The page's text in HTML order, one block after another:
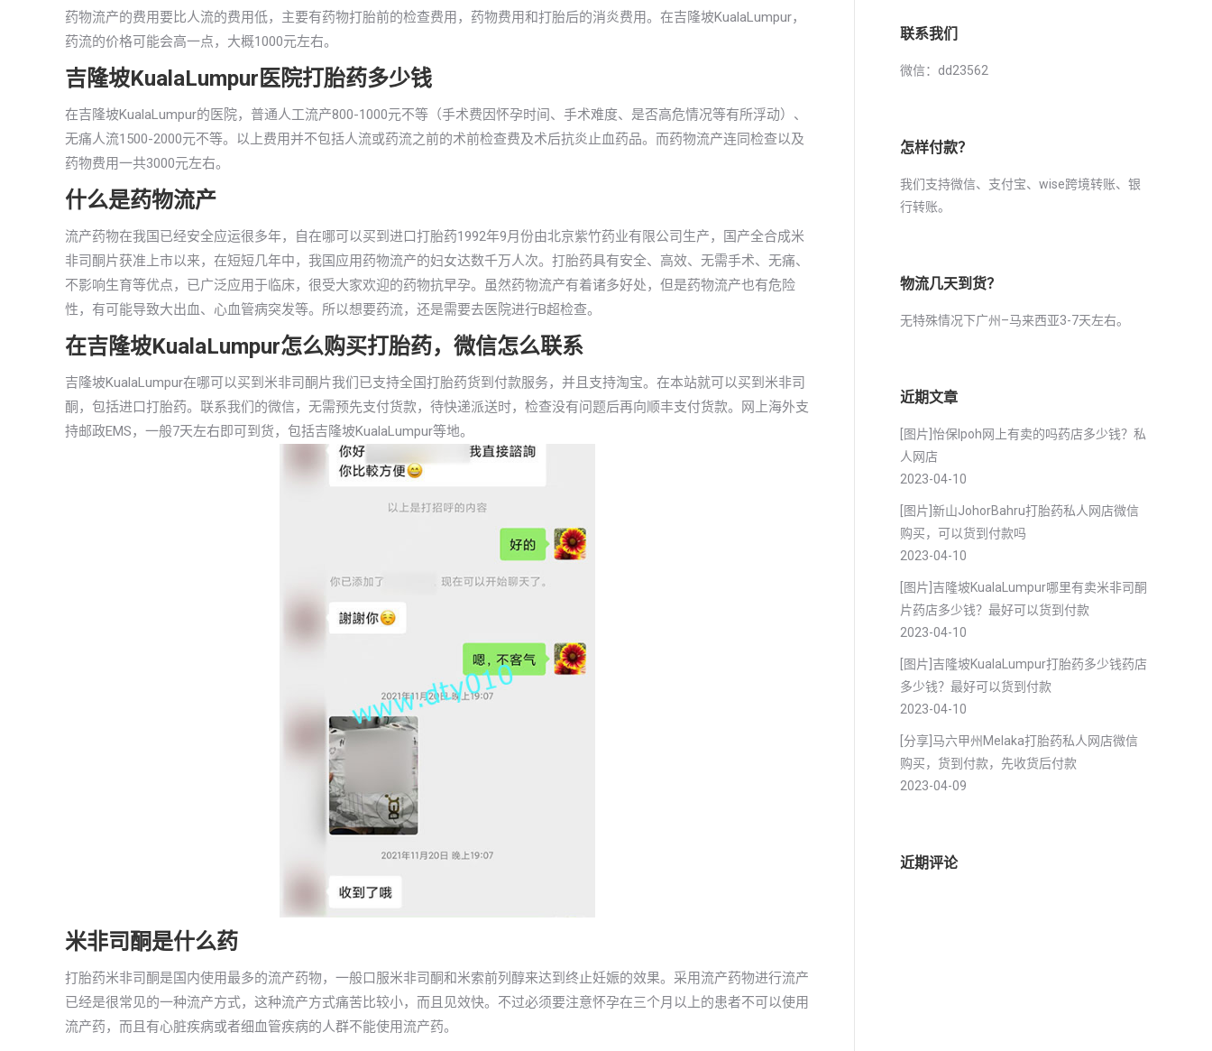
药物流产的费用要比人流的费用低，主要有药物打胎前的检查费用，药物费用和打胎后的消炎费用。在吉隆坡KualaLumpur，
药流的价格可能会高一点，大概1000元左右。
吉隆坡KualaLumpur医院打胎药多少钱
在吉隆坡KualaLumpur的医院，普通人工流产800-1000元不等（手术费因怀孕时间、手术难度、是否高危情况等有所浮动）、
无痛人流1500-2000元不等。以上费用并不包括人流或药流之前的术前检查费及术后抗炎止血药品。而药物流产连同检查以及
药物费用一共3000元左右。
什么是药物流产
流产药物在我国已经安全应运很多年，自在哪可以买到进口打胎药1992年9月份由北京紫竹药业有限公司生产，国产全合成米
非司酮片获准上市以来，在短短几年中，我国应用药物流产的妇女达数千万人次。打胎药具有安全、高效、无需手术、无痛、
不影响生育等优点，已广泛应用于临床，很受大家欢迎的药物抗早孕。虽然药物流产有着诸多好处，但是药物流产也有危险
性，有可能导致大出血、心血管病突发等。所以想要药流，还是需要去医院进行B超检查。
在吉隆坡KualaLumpur怎么购买打胎药，微信怎么联系
吉隆坡KualaLumpur在哪可以买到米非司酮片我们已支持全国打胎药货到付款服务，并且支持淘宝。在本站就可以买到米非司
酮，包括进口打胎药。联系我们的微信，无需预先支付货款，待快递派送时，检查没有问题后再向顺丰支付货款。网上海外支
持邮政EMS，一般7天左右即可到货，包括吉隆坡KualaLumpur等地。
米非司酮是什么药
打胎药米非司酮是国内使用最多的流产药物，一般口服米非司酮和米索前列醇来达到终止妊娠的效果。采用流产药物进行流产
已经是很常见的一种流产方式，这种流产方式痛苦比较小，而且见效快。不过必须要注意怀孕在三个月以上的患者不可以使用
流产药，而且有心脏疾病或者细血管疾病的人群不能使用流产药。
联系我们
微信：dd23562
怎样付款？
我们支持微信、支付宝、wise跨境转账、银
行转账。
物流几天到货？
无特殊情况下广州–马来西亚3-7天左右。
近期文章
[图片]怡保lpoh网上有卖的吗药店多少钱？私
人网店
2023-04-10
[图片]新山JohorBahru打胎药私人网店微信
购买，可以货到付款吗
2023-04-10
[图片]吉隆坡KualaLumpur哪里有卖米非司酮
片药店多少钱？最好可以货到付款
2023-04-10
[图片]吉隆坡KualaLumpur打胎药多少钱药店
多少钱？最好可以货到付款
2023-04-10
[分享]马六甲州Melaka打胎药私人网店微信
购买，货到付款，先收货后付款
2023-04-09
近期评论